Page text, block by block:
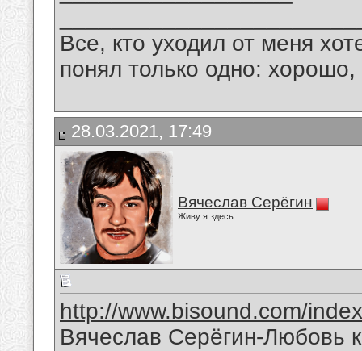
Все, кто уходил от меня
понял только одно:
28.03.2021, 17:49
Вячеслав Серёгин
Живу я здесь
http://www.bisound.com/
Вячеслав Серёгин-Любовь